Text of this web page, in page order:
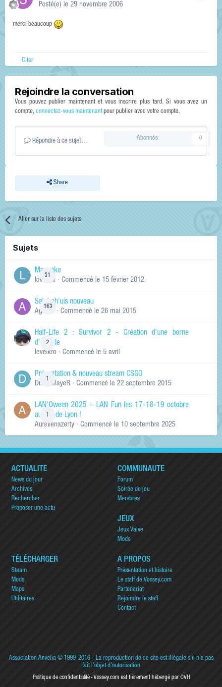
Posté(e) le 29 novembre 2006
merci beaucoup
Citer
Rejoindre la conversation
Vous pouvez publier maintenant et vous inscrire plus tard. Si vous avez un
compte, connectez-vous maintenantpour publier avec votre compte.
Répondre à ce sujet…
Share
Abonnés 0
Aller sur la liste des sujets
Sujets
31
Manneke
lowskill · Commencé le 15 février 2012
163
Salut ch'uis nouveau
Ag0Nie · Commencé le 26 mai 2015
2
Half-Life 2 : Survivor 2 - Création d'une borne
d'arcade
levelkro · Commencé le 5 avril
1
Présentation & nouveau stream CSGO
Dr.KinSlayeR · Commencé le 22 septembre 2015
1
LAN'Oween 2025 – LAN Fun les 17-18-19 octobre
au sud de Lyon !
Aurelienazerty · Commencé le 10 septembre 2025
ACTUALITÉ
News du jour
Archives
Rechercher
Proposer une actu
COMMUNAUTÉ
Forum
Soirée de jeu
Membres
JEUX
Jeux Valve
Mods
TÉLÉCHARGER
Steam
Mods
Maps
Utilitaires
A PROPOS
Présentation et histoire
Le staff de Vossey.com
Partenariat
Rejoindre le staff
Contact
Association Anvelia© 1999-2016 - La reproduction de ce site est illégale s'il n'a pas
fait l'objet d'autorisation
Politique de confidentialité Vossey.com est fièrement hébergé par OVH